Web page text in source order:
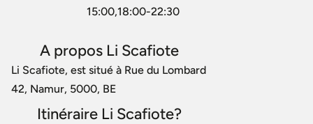
15:00,18:00-22:30
A propos Li Scafiote
Li Scafiote, est situé à Rue du Lombard
42, Namur, 5000, BE
Itinéraire Li Scafiote?